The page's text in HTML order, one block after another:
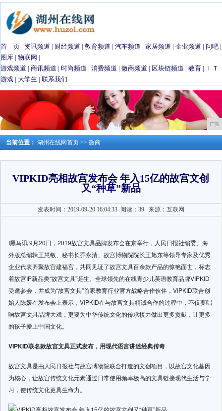
首 页 | 资讯频道 | 财经频道 | 教育频道 | 汽车频道 | 家居频道 | 企业频道 | 问吧 |
图库 | 物联网 |
游戏频道 | 商讯频道 | 时尚频道 | 消费频道 | 微商频道 | 区块链频道 | 教育 |
ＩＴ
游戏 | 大学生 | 联系我们
广告
当前位置： 湖州在线网首页 >> 微商
VIPKID亮相故宫发布会 年入15亿的故宫文创
又“种草”新品
发表时间：2019-09-20 16:04:33 阅读：39来源：互联网
I黑马讯 9月20日，2019故宫文具品牌发布会在京举行，人民日报社编委、海
外版总编辑王慧敏、秘书长乔永清、故宫博物院院长王旭东等领导专家及优秀
企业代表齐聚故宫建福宫，共同见证了故宫文具百余款产品的惊艳面世，标志
着故宫IP新品类“故宫文具”诞生。全球领先的在线青少儿英语教育品牌VIPKID
受邀参会，并成为“故宫文具”首家教育行业官方战略合作伙伴，VIPKID联合创
始人陈媛在发布会上表示，VIPKID在与故宫文具精诚合作的过程中，不仅要唱
响故宫文具品牌大戏，更要为中华传统文化的传承接力做出更多贡献，让更多
的孩子爱上中国文化。
VIPKID联名款故宫文具正式发布，用现代语言讲述经典传奇
故宫文具是由人民日报社与故宫博物院联合打造的文创项目，以故宫文化基因
为核心，让故宫传统文化元素通过日常使用频率极高的文具链接现代生活与学
习，使传统文化更具生命力。